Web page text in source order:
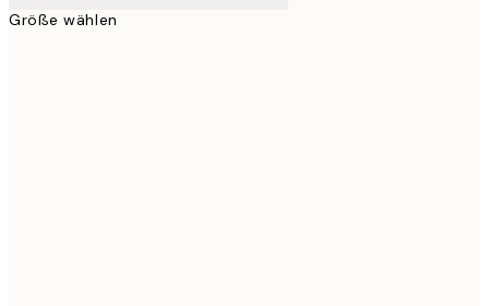
Größe wählen